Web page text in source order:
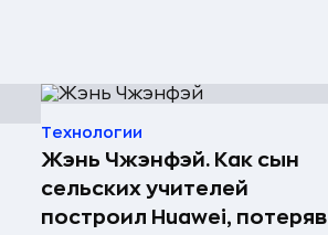
Технологии
Жэнь Чжэнфэй. Как сын
сельских учителей
построил Huawei, потеряв